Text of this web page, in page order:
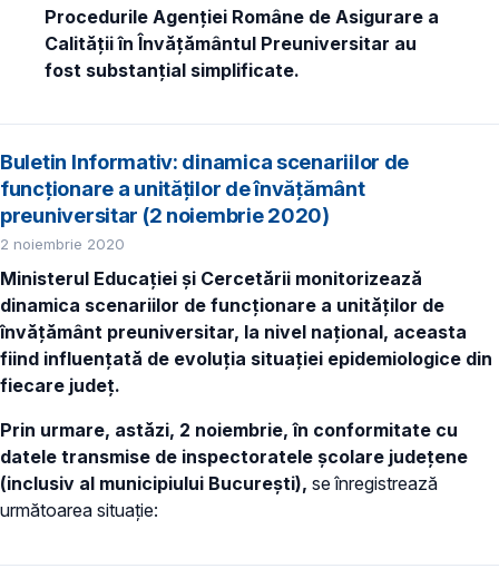
Procedurile Agenției Române de Asigurare a
Calității în Învățământul Preuniversitar au
fost substanțial simplificate.
Buletin Informativ: dinamica scenariilor de
funcționare a unităților de învățământ
preuniversitar (2 noiembrie 2020)
2 noiembrie 2020
Ministerul Educației și Cercetării monitorizează
dinamica scenariilor de funcționare a unităților de
învățământ preuniversitar, la nivel național, aceasta
fiind influențată de evoluția situației epidemiologice din
fiecare județ.
Prin urmare, astăzi, 2 noiembrie, în conformitate cu
datele transmise de inspectoratele școlare județene
(inclusiv al municipiului București), se înregistrează
următoarea situație: